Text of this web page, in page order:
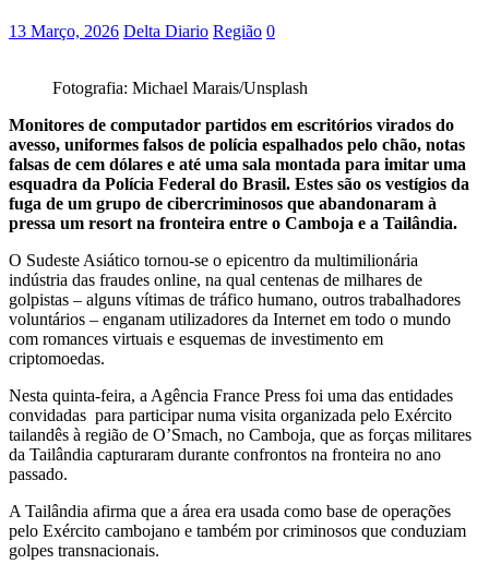
13 Março, 2026 Delta Diario Região 0
Fotografia: Michael Marais/Unsplash
Monitores de computador partidos em escritórios virados do
avesso, uniformes falsos de polícia espalhados pelo chão, notas
falsas de cem dólares e até uma sala montada para imitar uma
esquadra da Polícia Federal do Brasil. Estes são os vestígios da
fuga de um grupo de cibercriminosos que abandonaram à
pressa um resort na fronteira entre o Camboja e a Tailândia.
O Sudeste Asiático tornou-se o epicentro da multimilionária
indústria das fraudes online, na qual centenas de milhares de
golpistas – alguns vítimas de tráfico humano, outros trabalhadores
voluntários – enganam utilizadores da Internet em todo o mundo
com romances virtuais e esquemas de investimento em
criptomoedas.
Nesta quinta-feira, a Agência France Press foi uma das entidades
convidadas para participar numa visita organizada pelo Exército
tailandês à região de O’Smach, no Camboja, que as forças militares
da Tailândia capturaram durante confrontos na fronteira no ano
passado.
A Tailândia afirma que a área era usada como base de operações
pelo Exército cambojano e também por criminosos que conduziam
golpes transnacionais.